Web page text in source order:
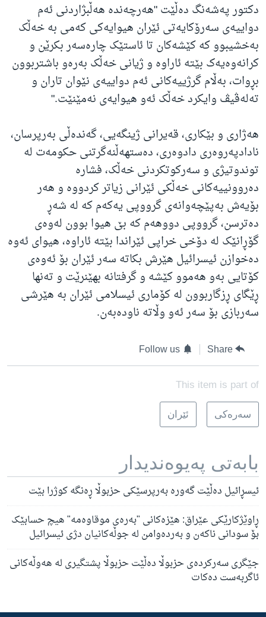
دکتور پەشەنگ دەڵێت "هەرچەندە هەڵبژاردنی ئەم
دواییەی سەرۆکایەتی ئێران هیوایەکی کەمی بە خەڵک
بەخشیبوو کە کێشەکان تا ئاستێک چارەسەر بکرێن و
کرانەوەیەک بێتە ئاراوە و ژیانی خەڵک بەرەو باشتربوون
بڕوات، بەڵام گرژییەکانی ئەم دواییەی نێوان تاران و
تەلەڤیڤ وایکرد خەڵک ئەو هیوایەی نەمێنێت."
هەژاری و بێکاری، قەیرانی ژینگەیی، گەندەڵی بەرپرسان،
نادادپەروەری دادوەری، دەستهەڵنەگرتنی حکومەت لە
توندوتیژی و سەرکوتکردنی خەڵک، فشارە
دەروونییەکانی خەڵکی ئێرانی زیاتر کردووە و هەر
بۆیەش بەپێچەوانەی گرووپی یەکەم کە لە شەڕ
دەترسن، گرووپی دووهەم کە بێ هیوا بوون لەوەی
گۆڕانێک لە دۆخی خراپی ئێراندا بێتە ئاراوە، هیوای ئەوە
دەخوازن ئیسرائیل هێرش بکاتە سەر ئێران بۆ ئەوەی
کۆتایی بەو هەموو کێشە و گرفتانە بهێنرێت و تەنها
ڕێگای ڕزگاربوون لە کۆماری ئیسلامی ئێران بە هێرشی
سەربازی بۆ سەر ئەو وڵاتە ناودەبەن.
Share
Follow us
This item is part of
سه‌ره‌کی ئێران
بابه‌تی په‌یوه‌ندیدار
ئیسڕائیل دەڵێت گەورە بەرپرسێکی حزبوڵا ڕەنگە کوژرا بێت
ڕاوێژکارێکی عێراق: هێزەکانی "بەرەی موقاوەمە" هیچ حسابێک
بۆ سودانی ناکەن و بەردەوامن لە جوڵەکانیان دژی ئیسرائیل
جێگری سەرکردەی حزبوڵا دەڵێت حزبوڵا پشتگیری لە هەوڵەکانی
ئاگربەست دەکات